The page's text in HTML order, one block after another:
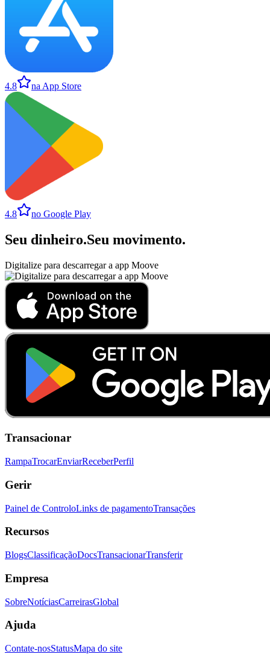
4.8 na App Store
4.8 no Google Play
Seu dinheiro.Seu movimento.
Digitalize para descarregar a app Moove
Transacionar
RampaTrocarEnviarReceberPerfil
Gerir
Painel de ControloLinks de pagamentoTransações
Recursos
BlogsClassificaçãoDocsTransacionarTransferir
Empresa
SobreNotíciasCarreirasGlobal
Ajuda
Contate-nosStatusMapa do site